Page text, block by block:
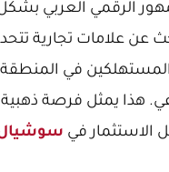
الرقمي العربي
عن علامات تجارية
المستهلكين في
هذا يمثل فرصة ذهبية
الاستثمار في سوشيال